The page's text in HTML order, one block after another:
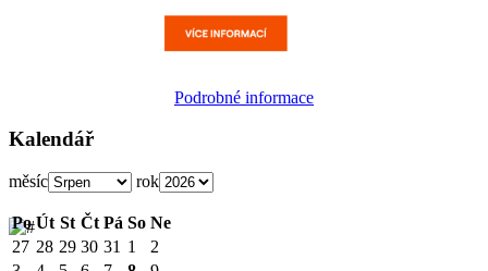
Podrobné informace
Kalendář
měsíc rok
Po Út St Čt Pá So Ne
27 28 29 30 31 1
2